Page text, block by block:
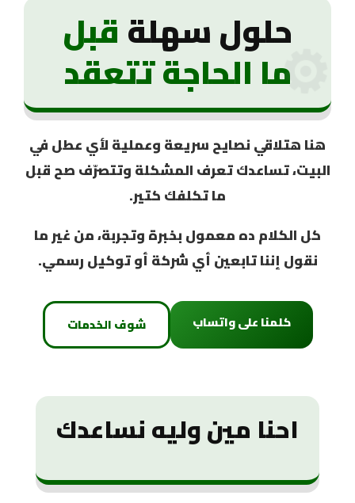
⚙️
حلول سهلةقبل
ما الحاجة تتعقد
هنا هتلاقي نصايحسريعة وعمليةلأي عطل في
البيت، تساعدك تعرف المشكلة وتتصرّف صح قبل
ما تكلفك كتير.
كل الكلام ده معمول بخبرة وتجربة، من غير ما
نقول إننا تابعين أي شركة أو توكيل رسمي.
كلمنا على واتساب شوف الخدمات
احنا مين وليه نساعدك